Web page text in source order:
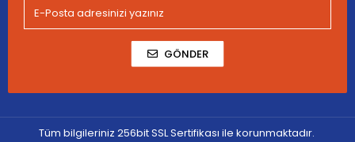
GÖNDER
Tüm bilgileriniz 256bit SSL Sertifikası ile korunmaktadır.